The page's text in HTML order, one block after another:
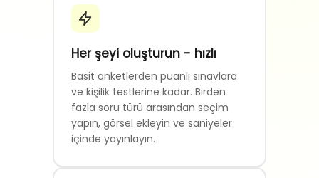
Her şeyi oluşturun - hızlı
Basit anketlerden puanlı sınavlara
ve kişilik testlerine kadar. Birden
fazla soru türü arasından seçim
yapın, görsel ekleyin ve saniyeler
içinde yayınlayın.